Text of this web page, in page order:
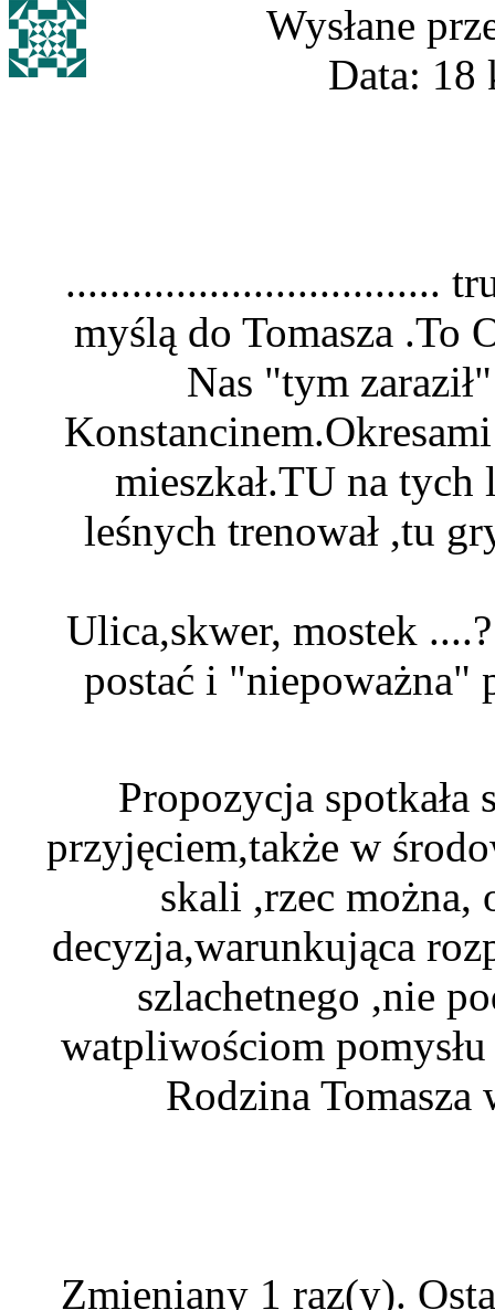
Wysłane
Data: 18
..................................
myślą do Tomasza .To
Nas "tym
mieszkał.TU na
leśnych trenował ,tu
Ulica,skwer, mostek
postać i "niepoważna"
Propozycja spotkała
przyjęciem,także w
skali ,rzec można,
decyzja,warunkująca
szlachetnego ,nie
watpliwościom
Rodzina Tomasza
Zmieniany 1 raz(y).